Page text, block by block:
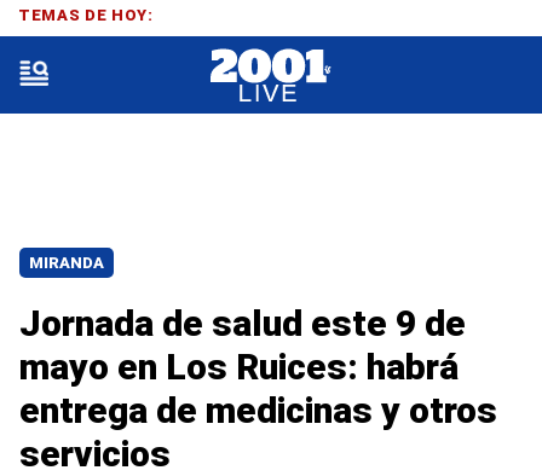
MIRANDA
Jornada de salud este 9 de
mayo en Los Ruices: habrá
entrega de medicinas y otros
servicios
TEMAS DE HOY: